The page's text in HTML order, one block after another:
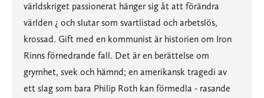
världskriget passionerat hänger sig åt att förändra
världen ¿ och slutar som svartlistad och arbetslös,
krossad. Gift med en kommunist är historien om Iron
Rinns förnedrande fall. Det är en berättelse om
grymhet, svek och hämnd; en amerikansk tragedi av
ett slag som bara Philip Roth kan förmedla - rasande